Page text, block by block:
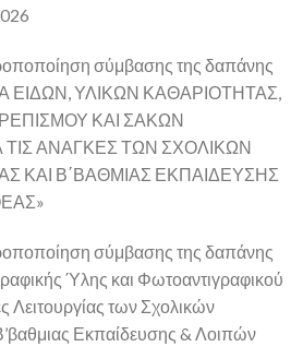
σύμβασης της δαπάνης
ΕΙΔΩΝ, ΥΛΙΚΩΝ ΚΑΘΑΡΙΟΤΗΤΑΣ,
ΚΑΙ ΣΑΚΩΝ
ΑΝΑΓΚΕΣ ΤΩΝ ΣΧΟΛΙΚΩΝ
ΚΑΙ Β΄ΒΑΘΜΙΑΣ ΕΚΠΑΙΔΕΥΣΗΣ
σύμβασης της δαπάνης
Ύλης και Φωτοαντιγραφικού
Λειτουργίας των Σχολικών
Εκπαίδευσης & Λοιπών